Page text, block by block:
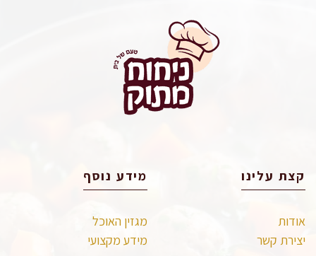
קצת עלינו
אודות
יצירת קשר
מידע נוסף
מגזין האוכל
מידע מקצועי